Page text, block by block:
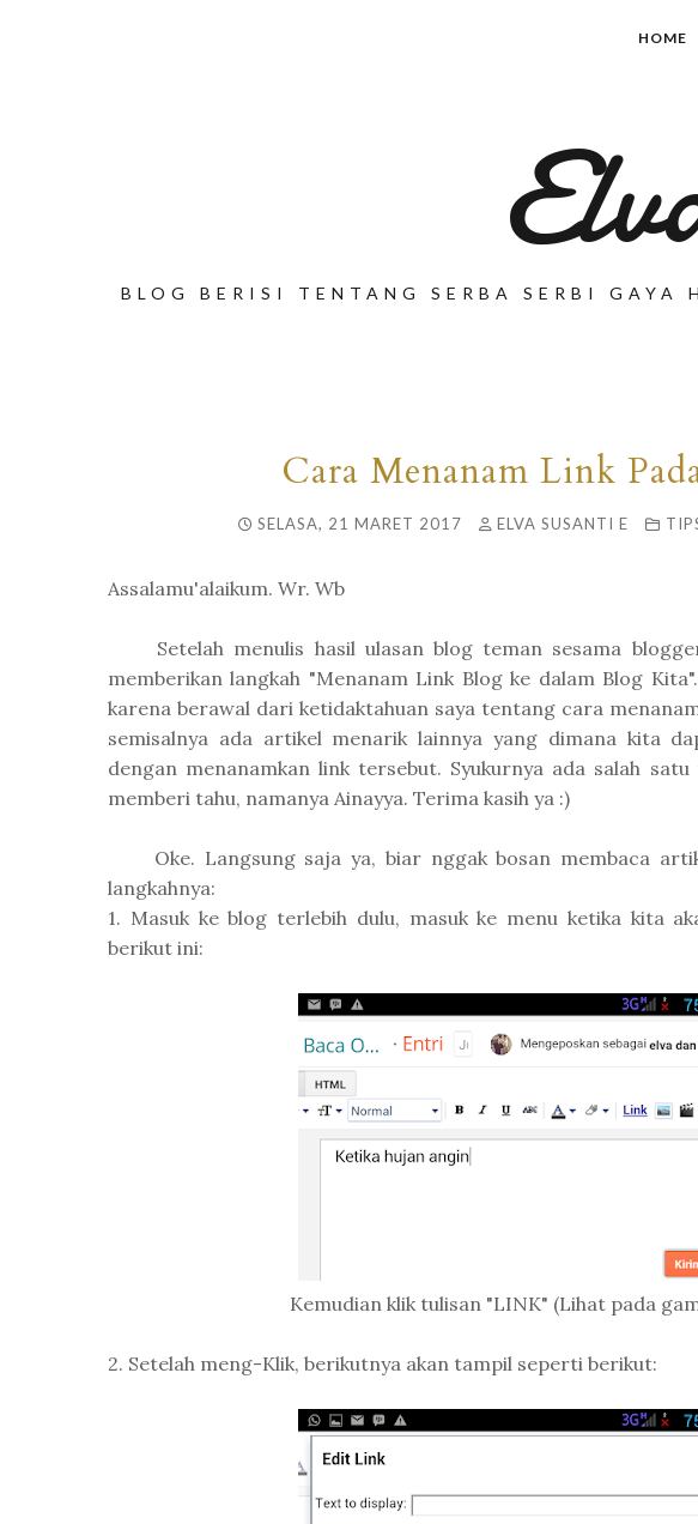
HOME
BLOG BERISI TENTANG SERBA SERBI GAYA
Cara Menanam Link
SELASA, 21 MARET 2017 ELVA SUSANTI E
Assalamu'alaikum. Wr. Wb
Setelah menulis hasil ulasan blog teman sesama
memberikan langkah "Menanam Link Blog ke dalam Blog
karena berawal dari ketidaktahuan saya tentang cara
semisalnya ada artikel menarik lainnya yang dimana kita
dengan menanamkan link tersebut. Syukurnya ada salah
memberi tahu, namanya Ainayya. Terima kasih ya :)
Oke. Langsung saja ya, biar nggak bosan membaca
langkahnya:
1. Masuk ke blog terlebih dulu, masuk ke menu ketika kita
berikut ini:
Kemudian klik tulisan "LINK" (Lihat pada
2. Setelah meng-Klik, berikutnya akan tampil seperti berikut: